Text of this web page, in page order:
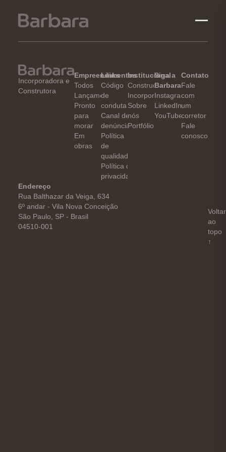
Incorporadora e
Construtora
Empreendimentos
Todos
Lançamento
Pronto
para
morar
Em
obras
Institucional
Construção
Incorporação
Sobre
nós
Portfólio
Contato
Fale
com
um
corretor
Fale
conosco
Links
Código
de
conduta
Canal de
denúncia
Política
de
qualidade
Política de
privacidade
Siga a
Barbara
Instagram
LinkedIn
YouTube
Endereço
Rua Balthazar da Veiga, 634
6º andar - Vila Nova Conceição
São Paulo, SP - Brasil
04510-001
Voltar
ao
topo
↑